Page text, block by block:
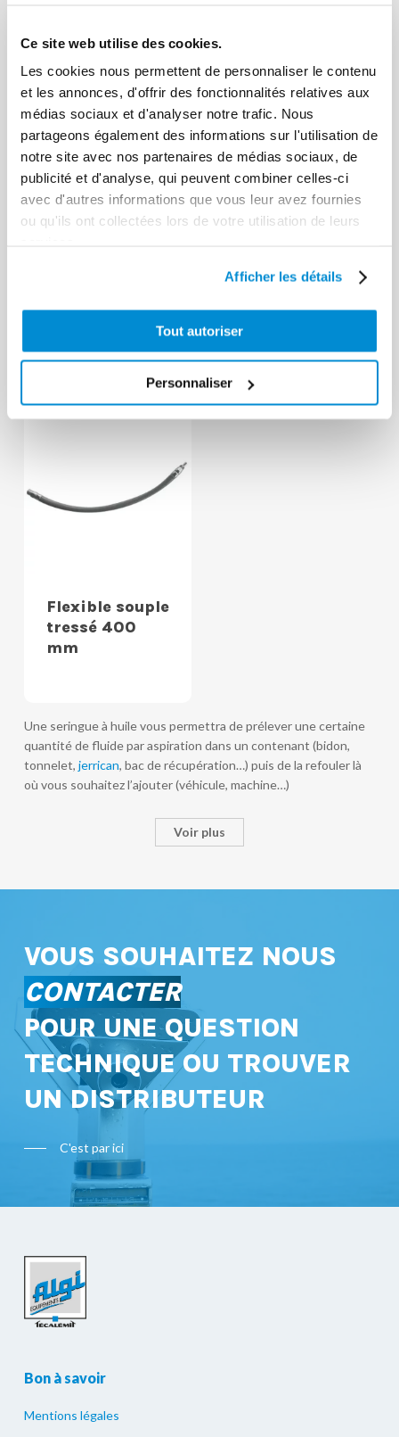
Ce site web utilise des cookies.
Les cookies nous permettent de personnaliser le contenu
et les annonces, d'offrir des fonctionnalités relatives aux
médias sociaux et d'analyser notre trafic. Nous
partageons également des informations sur l'utilisation de
notre site avec nos partenaires de médias sociaux, de
publicité et d'analyse, qui peuvent combiner celles-ci
avec d'autres informations que vous leur avez fournies
ou qu'ils ont collectées lors de votre utilisation de leurs
Afficher les détails
Tout autoriser
Personnaliser
Seringue
350 ml
Flexible souple
tressé 400
mm
Une seringue à huile vous permettra de prélever une certaine
quantité de fluide par aspiration dans un contenant (bidon,
tonnelet, jerrican, bac de récupération…) puis de la refouler là
où vous souhaitez l’ajouter (véhicule, machine…)
Voir plus
VOUS SOUHAITEZ NOUS
CONTACTER
POUR UNE QUESTION
TECHNIQUE OU TROUVER
UN DISTRIBUTEUR
C'est par ici
Bon à savoir
Mentions légales